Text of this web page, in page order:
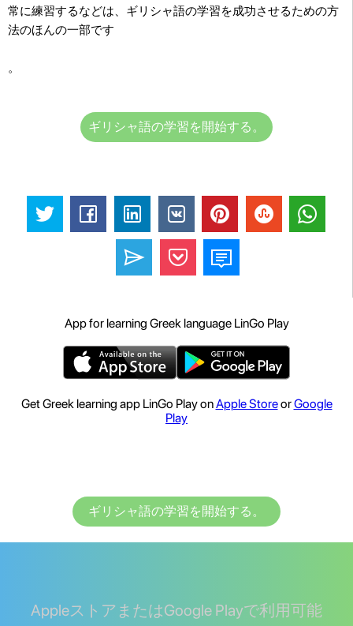
常に練習するなどは、ギリシャ語の学習を成功させるための方
法のほんの一部です
。
ギリシャ語の学習を開始する。
App for learning Greek language LinGo Play
Get Greek learning app LinGo Play onApple StoreorGoogle
Play
ギリシャ語の学習を開始する。
AppleストアまたはGoogle Playで利用可能